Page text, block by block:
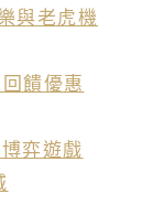
與老虎機
饋優惠
弈遊戲